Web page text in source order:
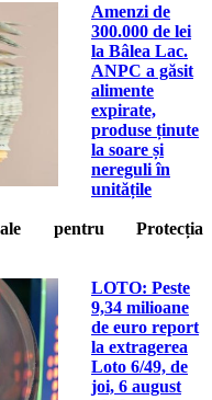
Amenzi de
300.000 de lei
la Bâlea Lac.
ANPC a găsit
alimente
expirate,
produse ținute
la soare și
nereguli în
unitățile
pentru Protecția
LOTO: Peste
9,34 milioane
de euro report
la extragerea
Loto 6/49, de
joi, 6 august